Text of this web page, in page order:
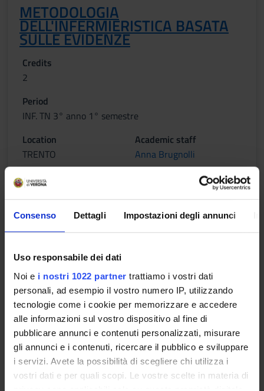
Consenso Dettagli Impostazioni degli annunci
Uso responsabile dei dati
Noi e i nostri 1022 partner trattiamo i vostri dati
personali, ad esempio il vostro numero IP, utilizzando
tecnologie come i cookie per memorizzare e accedere
alle informazioni sul vostro dispositivo al fine di
pubblicare annunci e contenuti personalizzati, misurare
gli annunci e i contenuti, ricercare il pubblico e sviluppare
i servizi. Avete la possibilità di scegliere chi utilizza i
vostri dati e per quali scopi. Le vostre scelte in materia di
METODOLOGIA
DELL'INFERMIERISTICA BASATA
SULLE EVIDENZE
Credits
2
Period
INF. TN 3° anno 1° semestre
Location
TRENTO
Academic staff
Anna Brugnolli
STATISTICA SANITARIA E
EPIDEMIOLOGIA CLINICA
2
Period
INF. TN 3° anno 1° semestre
Location
TRENTO
Academic staff
Pierpaolo Marchetti